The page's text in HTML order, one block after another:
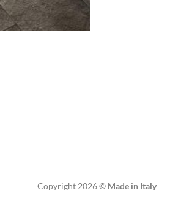
Copyright 2026 © Made in Italy